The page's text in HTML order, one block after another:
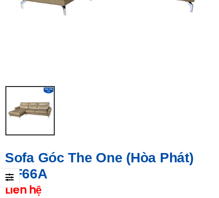
Sofa Góc The One (Hòa Phát)
SF66A
Liên hệ